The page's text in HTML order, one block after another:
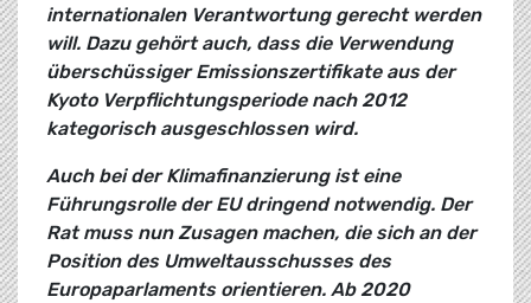
internationalen Verantwortung gerecht werden
will. Dazu gehört auch, dass die Verwendung
überschüssiger Emissionszertifikate aus der
Kyoto Verpflichtungsperiode nach 2012
kategorisch ausgeschlossen wird.
Auch bei der Klimafinanzierung ist eine
Führungsrolle der EU dringend notwendig. Der
Rat muss nun Zusagen machen, die sich an der
Position des Umweltausschusses des
Europaparlaments orientieren. Ab 2020